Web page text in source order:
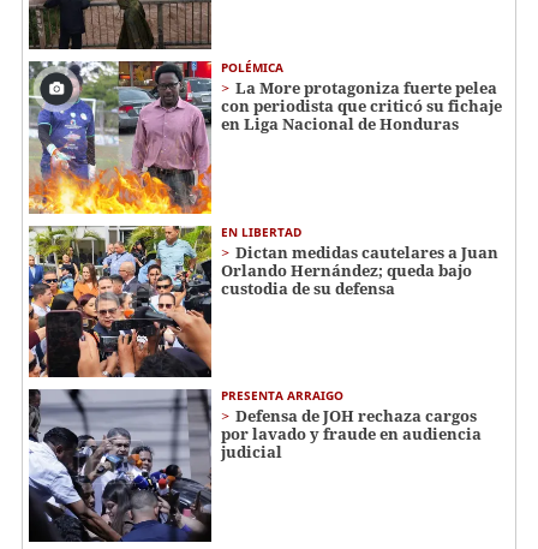
POLÉMICA
La More protagoniza fuerte pelea
con periodista que criticó su fichaje
en Liga Nacional de Honduras
EN LIBERTAD
Dictan medidas cautelares a Juan
Orlando Hernández; queda bajo
custodia de su defensa
PRESENTA ARRAIGO
Defensa de JOH rechaza cargos
por lavado y fraude en audiencia
judicial